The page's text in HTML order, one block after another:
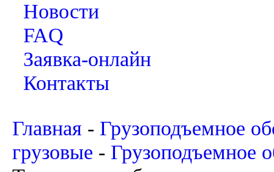
Новости
FAQ
Заявка-онлайн
Контакты
Главная - Грузоподъемное
грузовые - Грузоподъемное